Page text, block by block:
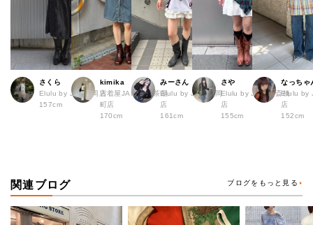
さくら
Elulu by JAM福岡店
157cm
kimika
古着屋JAM 梅田茶屋
町店
170cm
みーさん
Elulu by JAM 福岡
店
161cm
さや
Elulu by JAM 心斎橋
店
155cm
なっちゃ
Elulu by
店
152cm
関連ブログ ブログをもっと見る